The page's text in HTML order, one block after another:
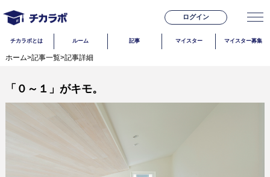
ログイン
チカラボとは ルーム 記事 マイスター マイスター募集
ホーム>記事一覧>記事詳細
「０～１」がキモ。